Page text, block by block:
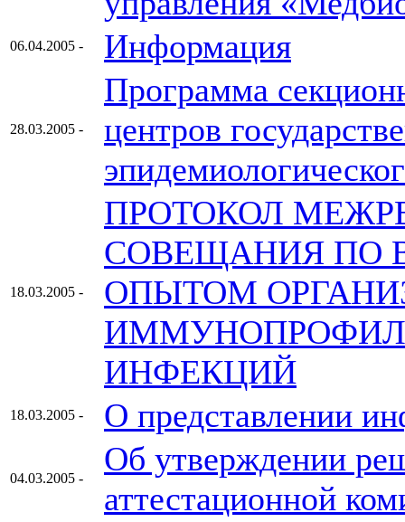
06.04.2005 - Информация
28.03.2005 -
Программа
центров
18.03.2005 -
ПРОТОКОЛ
СОВЕЩАНИЯ ПО
ОПЫТОМ
ИНФЕКЦИЙ
18.03.2005 - О представлении
04.03.2005 -
Об утверждении
аттестационной